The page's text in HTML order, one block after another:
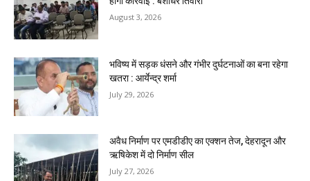
August 3, 2026
भविष्य में सड़क धंसने और गंभीर दुर्घटनाओं का बना रहेगा
खतरा : आर्येन्द्र शर्मा
July 29, 2026
अवैध निर्माण पर एमडीडीए का एक्शन तेज, देहरादून और
ऋषिकेश में दो निर्माण सील
July 27, 2026